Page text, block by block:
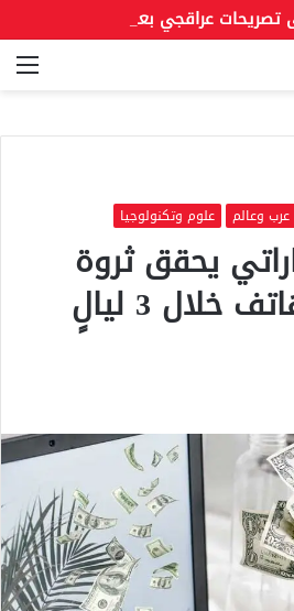
عرب وعالم علوم وتكنولوجيا
يحقق ثروة
خيالية عبر الهاتف خلال 3 ليالٍ